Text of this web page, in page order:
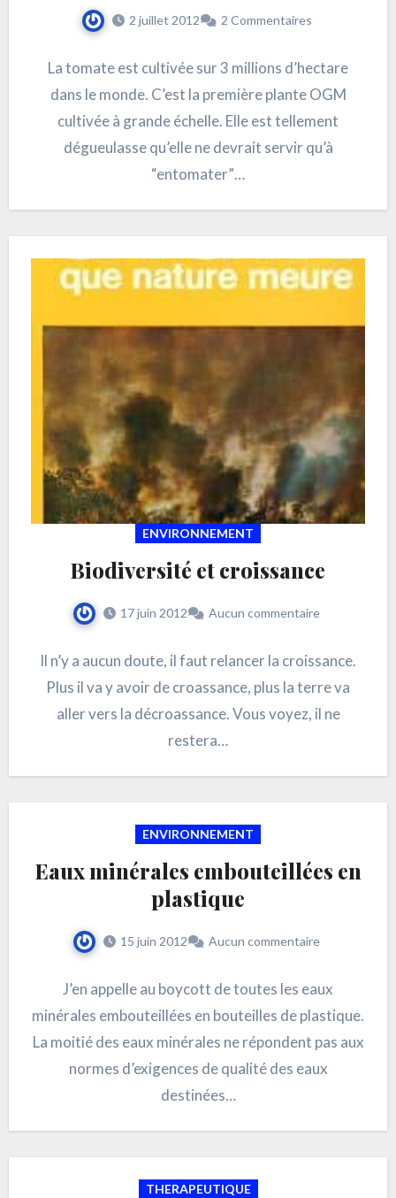
2 juillet 2012 2 Commentaires
La tomate est cultivée sur 3 millions d’hectare
dans le monde. C’est la première plante OGM
cultivée à grande échelle. Elle est tellement
dégueulasse qu’elle ne devrait servir qu’à
“entomater”…
ENVIRONNEMENT
Biodiversité et croissance
17 juin 2012 Aucun commentaire
Il n’y a aucun doute, il faut relancer la croissance.
Plus il va y avoir de croassance, plus la terre va
aller vers la décroassance. Vous voyez, il ne
restera…
ENVIRONNEMENT
Eaux minérales embouteillées en
plastique
15 juin 2012 Aucun commentaire
J’en appelle au boycott de toutes les eaux
minérales embouteillées en bouteilles de plastique.
La moitié des eaux minérales ne répondent pas aux
normes d’exigences de qualité des eaux
destinées…
THERAPEUTIQUE